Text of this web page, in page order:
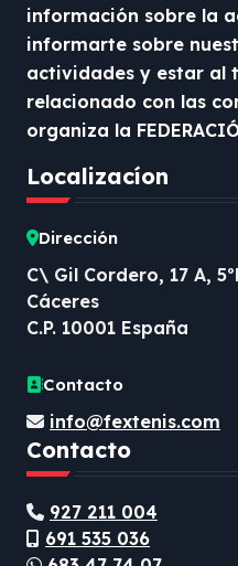
información sobre la
informarte sobre
actividades y estar al
relacionado con las
organiza la
Localizacíon
Dirección
C\ Gil Cordero, 17 A,
Cáceres
C.P. 10001 España
Contacto
info@fextenis.com
Contacto
927 211 004
691 535 036